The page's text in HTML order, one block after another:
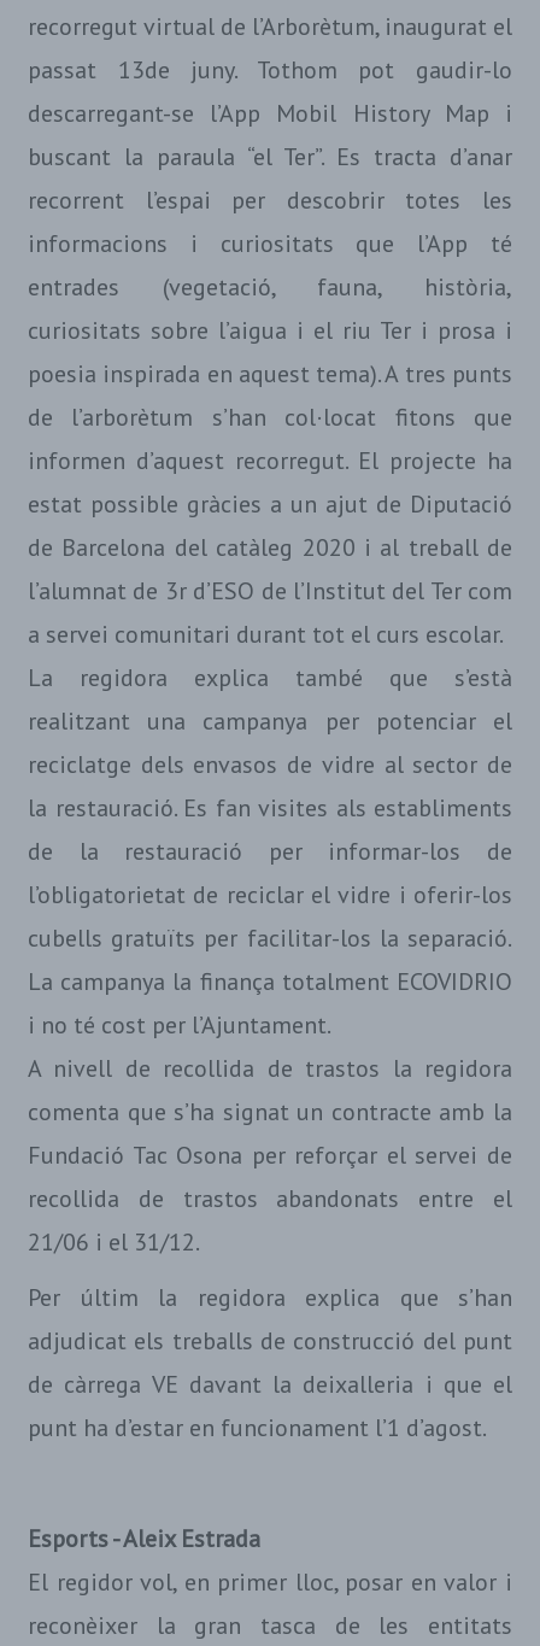
recorregut virtual de l’Arborètum, inaugurat el
passat 13de juny. Tothom pot gaudir-lo
descarregant-se l’App Mobil History Map i
buscant la paraula “el Ter”. Es tracta d’anar
recorrent l’espai per descobrir totes les
informacions i curiositats que l’App té
entrades (vegetació, fauna, història,
curiositats sobre l’aigua i el riu Ter i prosa i
poesia inspirada en aquest tema). A tres punts
de l’arborètum s’han col·locat fitons que
informen d’aquest recorregut. El projecte ha
estat possible gràcies a un ajut de Diputació
de Barcelona del catàleg 2020 i al treball de
l’alumnat de 3r d’ESO de l’Institut del Ter com
a servei comunitari durant tot el curs escolar.
La regidora explica també que s’està
realitzant una campanya per potenciar el
reciclatge dels envasos de vidre al sector de
la restauració. Es fan visites als establiments
de la restauració per informar-los de
l’obligatorietat de reciclar el vidre i oferir-los
cubells gratuïts per facilitar-los la separació.
La campanya la finança totalment ECOVIDRIO
i no té cost per l’Ajuntament.
A nivell de recollida de trastos la regidora
comenta que s’ha signat un contracte amb la
Fundació Tac Osona per reforçar el servei de
recollida de trastos abandonats entre el
21/06 i el 31/12.
Per últim la regidora explica que s’han
adjudicat els treballs de construcció del punt
de càrrega VE davant la deixalleria i que el
punt ha d’estar en funcionament l’1 d’agost.
Esports - Aleix Estrada
El regidor vol, en primer lloc, posar en valor i
reconèixer la gran tasca de les entitats